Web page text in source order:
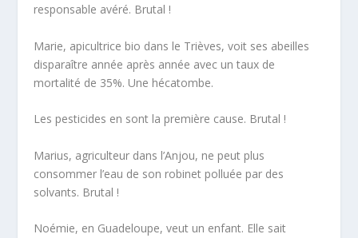
responsable avéré. Brutal !
Marie, apicultrice bio dans le Trièves, voit ses abeilles
disparaître année après année avec un taux de
mortalité de 35%. Une hécatombe.
Les pesticides en sont la première cause. Brutal !
Marius, agriculteur dans l’Anjou, ne peut plus
consommer l’eau de son robinet polluée par des
solvants. Brutal !
Noémie, en Guadeloupe, veut un enfant. Elle sait